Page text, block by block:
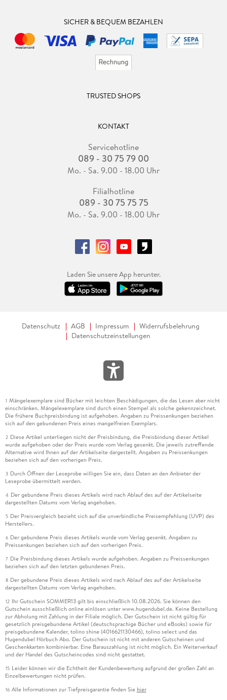
SICHER & BEQUEM BEZAHLEN
TRUSTED SHOPS
KONTAKT
Servicehotline
089 - 30 75 79 00
Mo. - Sa. 9.00 - 18.00 Uhr
Filialhotline
089 - 30 75 75 75
Mo. - Sa. 9.00 - 18.00 Uhr
Laden Sie unsere App herunter.
Datenschutz AGB Impressum
Widerrufsbelehrung
Datenschutzeinstellungen
1 Mängelexemplare sind Bücher mit leichten Beschädigungen, die das Lesen aber nicht
einschränken. Mängelexemplare sind durch einen Stempel als solche gekennzeichnet.
Die frühere Buchpreisbindung ist aufgehoben. Angaben zu Preissenkungen beziehen
sich auf den gebundenen Preis eines mangelfreien Exemplars.
2 Diese Artikel unterliegen nicht der Preisbindung, die Preisbindung dieser Artikel
wurde aufgehoben oder der Preis wurde vom Verlag gesenkt. Die jeweils zutreffende
Alternative wird Ihnen auf der Artikelseite dargestellt. Angaben zu Preissenkungen
beziehen sich auf den vorherigen Preis.
3 Durch Öffnen der Leseprobe willigen Sie ein, dass Daten an den Anbieter der
Leseprobe übermittelt werden.
4 Der gebundene Preis dieses Artikels wird nach Ablauf des auf der Artikelseite
dargestellten Datums vom Verlag angehoben.
5 Der Preisvergleich bezieht sich auf die unverbindliche Preisempfehlung (UVP) des
Herstellers.
6 Der gebundene Preis dieses Artikels wurde vom Verlag gesenkt. Angaben zu
Preissenkungen beziehen sich auf den vorherigen Preis.
7 Die Preisbindung dieses Artikels wurde aufgehoben. Angaben zu Preissenkungen
beziehen sich auf den letzten gebundenen Preis.
8 Der gebundene Preis dieses Artikels wird nach Ablauf des auf der Artikelseite
dargestellten Datums vom Verlag angehoben.
12 Ihr Gutschein SOMMER13 gilt bis einschließlich 10.08.2026. Sie können den
Gutschein ausschließlich online einlösen unter www.hugendubel.de. Keine Bestellung
zur Abholung mit Zahlung in der Filiale möglich. Der Gutschein ist nicht gültig für
gesetzlich preisgebundene Artikel (deutschsprachige Bücher und eBooks) sowie für
preisgebundene Kalender, tolino shine (4016621130466), tolino select und das
Hugendubel Hörbuch Abo. Der Gutschein ist nicht mit anderen Gutscheinen und
Geschenkkarten kombinierbar. Eine Barauszahlung ist nicht möglich. Ein Weiterverkauf
und der Handel des Gutscheincodes sind nicht gestattet.
15 Leider können wir die Echtheit der Kundenbewertung aufgrund der großen Zahl an
Einzelbewertungen nicht prüfen.
16 Alle Informationen zur Tiefpreisgarantie finden Sie hier